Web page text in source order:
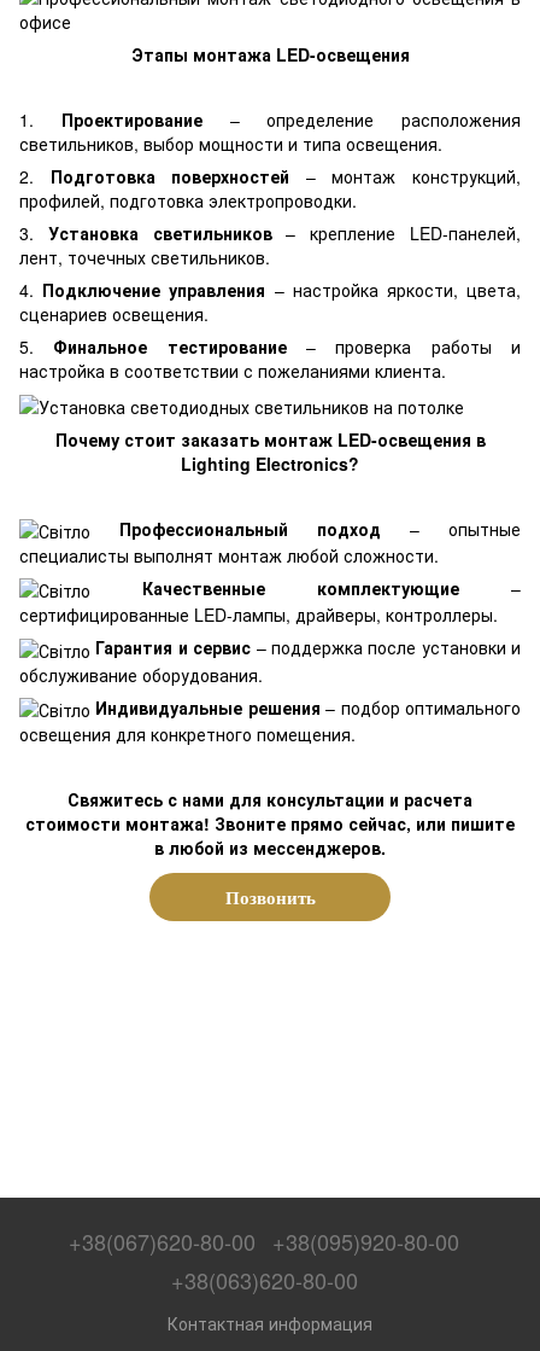
Этапы монтажа LED-освещения
1. Проектирование– определение расположения
светильников, выбор мощности и типа освещения.
2. Подготовка поверхностей – монтаж конструкций,
профилей, подготовка электропроводки.
3. Установка светильников– крепление LED-панелей,
лент, точечных светильников.
4. Подключение управления – настройка яркости, цвета,
сценариев освещения.
5. Финальное тестирование– проверка работы и
настройка в соответствии с пожеланиями клиента.
Почему стоит заказать монтаж LED-освещения в
Lighting Electronics?
Профессиональный подход – опытные
специалисты выполнят монтаж любой сложности.
Качественные комплектующие –
сертифицированные LED-лампы, драйверы, контроллеры.
Гарантия и сервис – поддержка после установки и
обслуживание оборудования.
Индивидуальные решения – подбор оптимального
освещения для конкретного помещения.
Свяжитесь с нами для консультации и расчета
стоимости монтажа! Звоните прямо сейчас, или пишите
в любой из мессенджеров.
Позвонить
+38(067)620-80-00
+38(095)920-80-00
+38(063)620-80-00
Контактная информация